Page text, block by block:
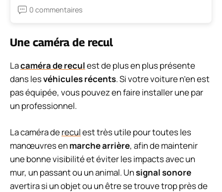
0 commentaires
Une caméra de recul
Lacaméra de reculest de plus en plus présente
dans lesvéhicules récents. Si votre voiture n’en est
pas équipée, vous pouvez en faire installer une par
un professionnel.
La caméra dereculest très utile pour toutes les
manœuvres en marche arrière, afin de maintenir
une bonne visibilité et éviter les impacts avec un
mur, un passant ou un animal. Unsignal sonore
avertira si un objet ou un être se trouve trop près de